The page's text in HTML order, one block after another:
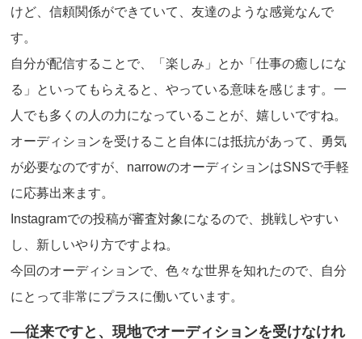
けど、信頼関係ができていて、友達のような感覚なんで
す。
自分が配信することで、「楽しみ」とか「仕事の癒しにな
る」といってもらえると、やっている意味を感じます。一
人でも多くの人の力になっていることが、嬉しいですね。
オーディションを受けること自体には抵抗があって、勇気
が必要なのですが、narrowのオーディションはSNSで手軽
に応募出来ます。
Instagramでの投稿が審査対象になるので、挑戦しやすい
し、新しいやり方ですよね。
今回のオーディションで、色々な世界を知れたので、自分
にとって非常にプラスに働いています。
―従来ですと、現地でオーディションを受けなけれ